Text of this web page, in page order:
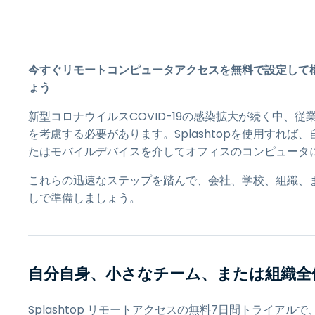
今すぐリモートコンピュータアクセスを無料で設定し
ょう
新型コロナウイルスCOVID-19の感染拡大が続く中、従
を考慮する必要があります。Splashtopを使用すれば
たはモバイルデバイスを介してオフィスのコンピュー
これらの迅速なステップを踏んで、会社、学校、組織
しで準備しましょう。
自分自身、小さなチーム、または組織
Splashtop リモートアクセスの無料7日間トライアルで